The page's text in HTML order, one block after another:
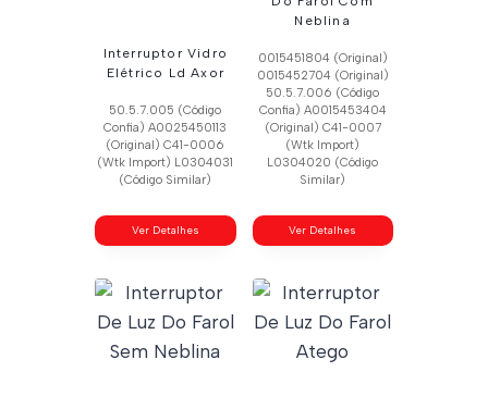
Interruptor Vidro
Elétrico Ld Axor
50.5.7.005 (Código
Confia) A0025450113
(Original) C41-0006
(Wtk Import) L0304031
(Código Similar)
Ver Detalhes
Neblina
0015451804 (Original)
0015452704 (Original)
50.5.7.006 (Código
Confia) A0015453404
(Original) C41-0007
(Wtk Import)
L0304020 (Código
Similar)
Ver Detalhes